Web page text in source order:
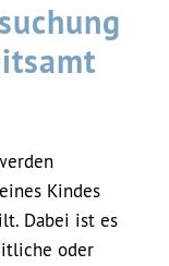
Kindes
Dabei ist es
oder